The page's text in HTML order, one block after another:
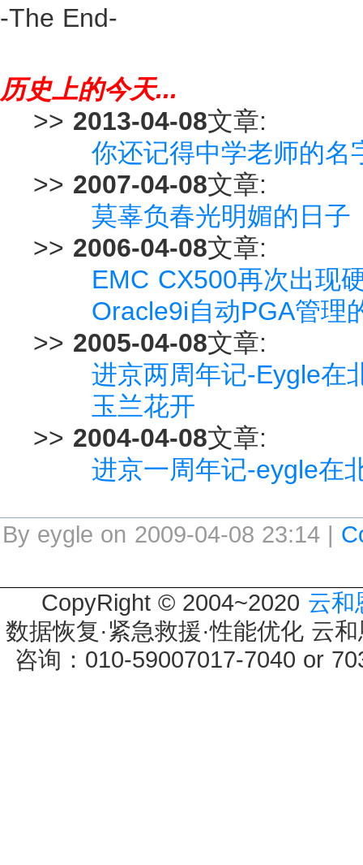
-The End-
历史上的今天...
>> 2013-04-08文章:
你还记得中学老师的名
>> 2007-04-08文章:
莫辜负春光明媚的日子
>> 2006-04-08文章:
EMC CX500再次出现
Oracle9i自动PGA管理
>> 2005-04-08文章:
进京两周年记-Eygle在
玉兰花开
>> 2004-04-08文章:
进京一周年记-eygle在
By eygle on 2009-04-08 23:14 |
CopyRight © 2004~2020 云和
数据恢复·紧急救援·性能优化 云
咨询：010-59007017-7040 or